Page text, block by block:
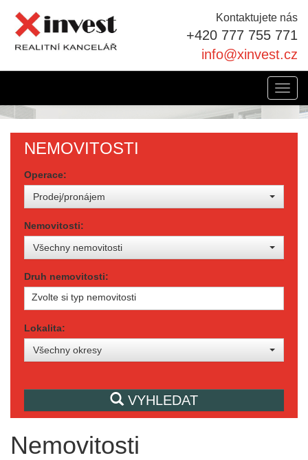
Kontaktujete nás
+420 777 755 771
info@xinvest.cz
NEMOVITOSTI
Operace:
Prodej/pronájem
Nemovitosti:
Všechny nemovitosti
Druh nemovitosti:
Zvolte si typ nemovitosti
Lokalita:
Všechny okresy
VYHLEDAT
Nemovitosti